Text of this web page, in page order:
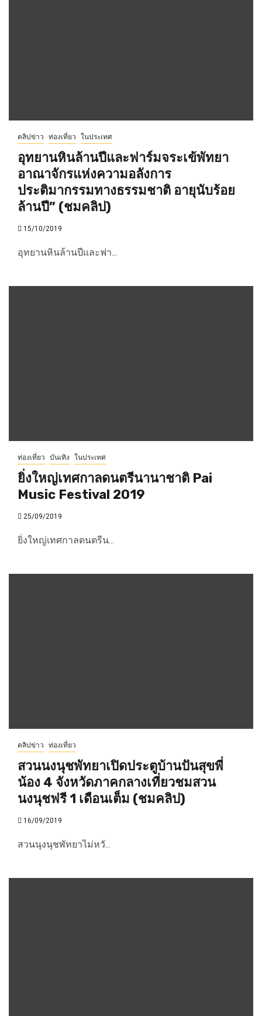
คลิปข่าว ท่องเที่ยว ในประเทศ
อุทยานหินล้านปีและฟาร์มจระเข้พัทยา
อาณาจักรแห่งความอลังการ
ประติมากรรมทางธรรมชาติ อายุนับร้อย
ล้านปี” (ชมคลิป)
15/10/2019
อุทยานหินล้านปีและฟา...
ท่องเที่ยว บันเทิง ในประเทศ
ยิ่งใหญ่เทศกาลดนตรีนานาชาติ Pai
Music Festival 2019
25/09/2019
ยิ่งใหญ่เทศกาลดนตรีน...
คลิปข่าว ท่องเที่ยว
สวนนงนุชพัทยาเปิดประตูบ้านปันสุขพี่
น้อง 4 จังหวัดภาคกลางเที่ยวชมสวน
นงนุชฟรี 1 เดือนเต็ม (ชมคลิป)
16/09/2019
สวนนุงนุชพัทยาไม่หวั...